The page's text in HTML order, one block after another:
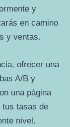
y
en camino
y ventas.
ofrecer una
A/B y
una página
tus tasas de
nivel.